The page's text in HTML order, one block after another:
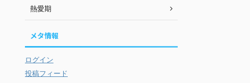
熱愛期
メタ情報
ログイン
投稿フィード